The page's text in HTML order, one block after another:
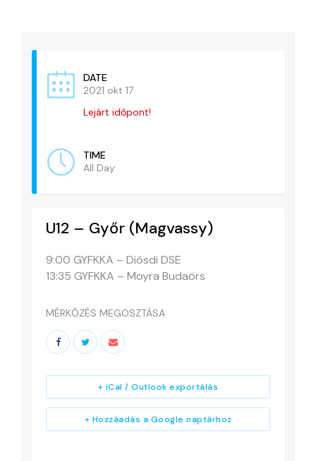
ADATVÉDELEM
DATE
2021 okt 17
Lejárt időpont!
TIME
All Day
U12 – Győr (Magvassy)
9:00 GYFKKA – Diósdi DSE
13:35 GYFKKA – Moyra Budaörs
MÉRKŐZÉS MEGOSZTÁSA
+ Hozzáadás a Google naptárhoz
+ iCal / Outlook exportálás